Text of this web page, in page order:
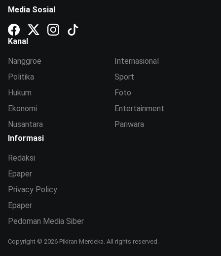
Media Sosial
Kanal
Nanggroe
Politika
Hukum
Ekonomi
Nusantara
Internasional
Sport
Foto
Entertainment
Pariwara
Informasi
Redaksi
Epaper
Privacy Policy
Epaper
Pedoman Media Siber
Copyright © 2026 Pikiran Merdeka. All rights reserved.